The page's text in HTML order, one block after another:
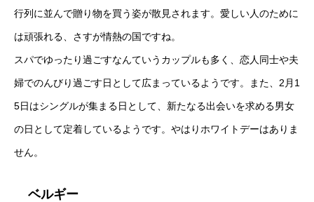
行列に並んで贈り物を買う姿が散見されます。愛しい人のために
は頑張れる、さすが情熱の国ですね。
スパでゆったり過ごすなんていうカップルも多く、恋人同士や夫
婦でのんびり過ごす日として広まっているようです。また、2月1
5日はシングルが集まる日として、新たなる出会いを求める男女
の日として定着しているようです。やはりホワイトデーはありま
せん。
ベルギー